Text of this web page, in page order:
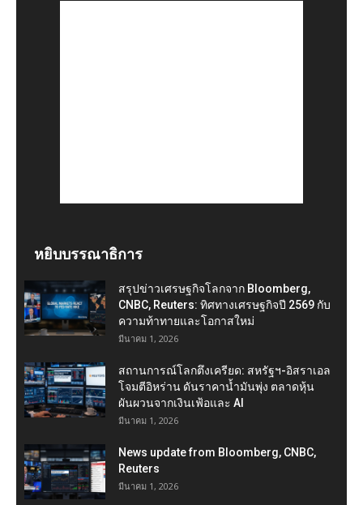
หยิบบรรณาธิการ
สรุปข่าวเศรษฐกิจโลกจาก Bloomberg,
CNBC, Reuters: ทิศทางเศรษฐกิจปี 2569 กับ
ความท้าทายและโอกาสใหม่
มีนาคม 1, 2026
สถานการณ์โลกตึงเครียด: สหรัฐฯ-อิสราเอล
โจมตีอิหร่าน ดันราคาน้ำมันพุ่ง ตลาดหุ้น
ผันผวนจากเงินเฟ้อและ AI
มีนาคม 1, 2026
News update from Bloomberg, CNBC,
Reuters
มีนาคม 1, 2026